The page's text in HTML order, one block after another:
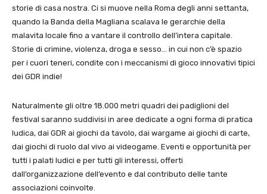
storie di casa nostra. Ci si muove nella Roma degli anni settanta,
quando la Banda della Magliana scalava le gerarchie della
malavita locale fino a vantare il controllo dell’intera capitale.
Storie di crimine, violenza, droga e sesso… in cui non c’è spazio
per i cuori teneri, condite con i meccanismi di gioco innovativi tipici
dei GDR indie!
Naturalmente gli oltre 18.000 metri quadri dei padiglioni del
festival saranno suddivisi in aree dedicate a ogni forma di pratica
ludica, dai GDR ai giochi da tavolo, dai wargame ai giochi di carte,
dai giochi di ruolo dal vivo ai videogame. Eventi e opportunità per
tutti i palati ludici e per tutti gli interessi, offerti
dall’organizzazione dell’evento e dal contributo delle tante
associazioni coinvolte.